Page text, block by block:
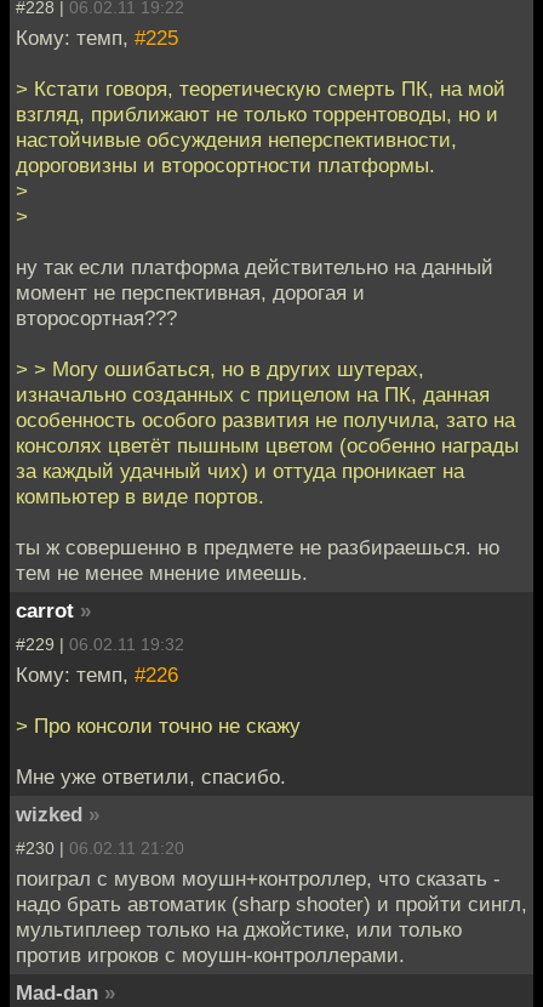
#228 | 06.02.11 19:22
Кому: темп, #225
> Кстати говоря, теоретическую смерть ПК, на мой
взгляд, приближают не только торрентоводы, но и
настойчивые обсуждения неперспективности,
дороговизны и второсортности платформы.
>
>
ну так если платформа действительно на данный
момент не перспективная, дорогая и
второсортная???
> > Могу ошибаться, но в других шутерах,
изначально созданных с прицелом на ПК, данная
особенность особого развития не получила, зато на
консолях цветёт пышным цветом (особенно награды
за каждый удачный чих) и оттуда проникает на
компьютер в виде портов.
ты ж совершенно в предмете не разбираешься. но
тем не менее мнение имеешь.
carrot »
#229 | 06.02.11 19:32
Кому: темп, #226
> Про консоли точно не скажу
Мне уже ответили, спасибо.
wizked »
#230 | 06.02.11 21:20
поиграл с мувом моушн+контроллер, что сказать -
надо брать автоматик (sharp shooter) и пройти сингл,
мультиплеер только на джойстике, или только
против игроков с моушн-контроллерами.
Mad-dan »